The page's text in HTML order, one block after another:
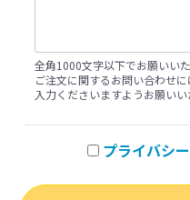
全角1000文字以下でお願いいた
ご注文に関するお問い合わせ
入力くださいますようお願いい
プライバシ